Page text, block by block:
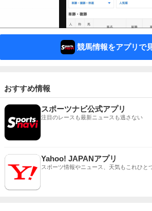
競馬情報をアプリで
おすすめ情報
スポーツナビ公式アプリ
注目のレースも最新ニュースも逃さない
Yahoo! JAPANアプリ
スポーツ情報やニュース、天気もこれひと